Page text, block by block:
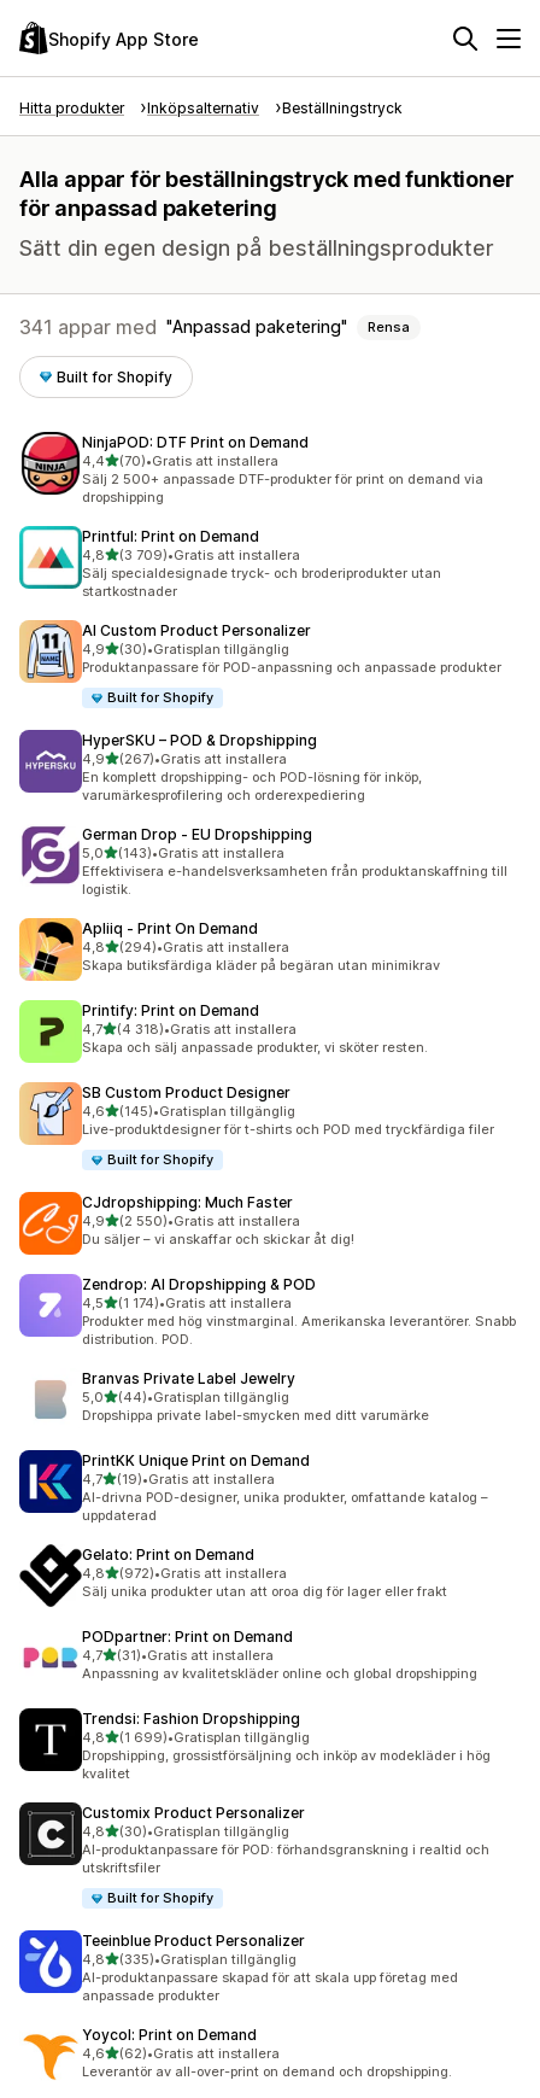
Shopify App Store
Hitta produkter Inköpsalternativ Beställningstryck
Alla appar för beställningstryck med funktioner
för anpassad paketering
Sätt din egen design på beställningsprodukter
341 appar med Anpassad paketering Rensa
Built for Shopify
NinjaPOD: DTF Print on Demand
4,4av 5 stjärnor
(70)
70 recensioner totalt
•Gratis att installera
Sälj 2 500+ anpassade DTF-produkter för print on demand via
dropshipping
Printful: Print on Demand
4,8av 5 stjärnor
(3 709)
3709 recensioner totalt
•Gratis att installera
Sälj specialdesignade tryck- och broderiprodukter utan
startkostnader
AI Custom Product Personalizer
4,9av 5 stjärnor
(30)
30 recensioner totalt
•Gratisplan tillgänglig
Produktanpassare för POD-anpassning och anpassade produkter
Built for Shopify
HyperSKU – POD & Dropshipping
4,9av 5 stjärnor
(267)
267 recensioner totalt
•Gratis att installera
En komplett dropshipping- och POD-lösning för inköp,
varumärkesprofilering och orderexpediering
German Drop ‑ EU Dropshipping
5,0av 5 stjärnor
(143)
143 recensioner totalt
•Gratis att installera
Effektivisera e-handelsverksamheten från produktanskaffning till
logistik.
Apliiq ‑ Print On Demand
4,8av 5 stjärnor
(294)
294 recensioner totalt
•Gratis att installera
Skapa butiksfärdiga kläder på begäran utan minimikrav
Printify: Print on Demand
4,7av 5 stjärnor
(4 318)
4318 recensioner totalt
•Gratis att installera
Skapa och sälj anpassade produkter, vi sköter resten.
SB Custom Product Designer
4,6av 5 stjärnor
(145)
145 recensioner totalt
•Gratisplan tillgänglig
Live-produktdesigner för t-shirts och POD med tryckfärdiga filer
Built for Shopify
CJdropshipping: Much Faster
4,9av 5 stjärnor
(2 550)
2550 recensioner totalt
•Gratis att installera
Du säljer – vi anskaffar och skickar åt dig!
Zendrop: AI Dropshipping & POD
4,5av 5 stjärnor
(1 174)
1174 recensioner totalt
•Gratis att installera
Produkter med hög vinstmarginal. Amerikanska leverantörer. Snabb
distribution. POD.
Branvas Private Label Jewelry
5,0av 5 stjärnor
(44)
44 recensioner totalt
•Gratisplan tillgänglig
Dropshippa private label-smycken med ditt varumärke
PrintKK Unique Print on Demand
4,7av 5 stjärnor
(19)
19 recensioner totalt
•Gratis att installera
AI-drivna POD-designer, unika produkter, omfattande katalog –
uppdaterad
Gelato: Print on Demand
4,8av 5 stjärnor
(972)
972 recensioner totalt
•Gratis att installera
Sälj unika produkter utan att oroa dig för lager eller frakt
PODpartner: Print on Demand
4,7av 5 stjärnor
(31)
31 recensioner totalt
•Gratis att installera
Anpassning av kvalitetskläder online och global dropshipping
Trendsi: Fashion Dropshipping
4,8av 5 stjärnor
(1 699)
1699 recensioner totalt
•Gratisplan tillgänglig
Dropshipping, grossistförsäljning och inköp av modekläder i hög
kvalitet
Customix Product Personalizer
4,8av 5 stjärnor
(30)
30 recensioner totalt
•Gratisplan tillgänglig
AI-produktanpassare för POD: förhandsgranskning i realtid och
utskriftsfiler
Built for Shopify
Teeinblue Product Personalizer
4,8av 5 stjärnor
(335)
335 recensioner totalt
•Gratisplan tillgänglig
AI-produktanpassare skapad för att skala upp företag med
anpassade produkter
Yoycol: Print on Demand
4,6av 5 stjärnor
(62)
62 recensioner totalt
•Gratis att installera
Leverantör av all-over-print on demand och dropshipping.